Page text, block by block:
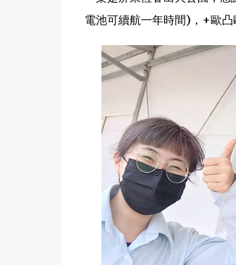
電池可續航一年時間)，+歐